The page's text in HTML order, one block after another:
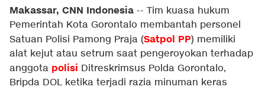
Makassar, CNN Indonesia -- Tim kuasa hukum
Pemerintah Kota Gorontalo membantah personel
Satuan Polisi Pamong Praja (Satpol PP) memiliki
alat kejut atau setrum saat pengeroyokan terhadap
anggota polisi Ditreskrimsus Polda Gorontalo,
Bripda DOL ketika terjadi razia minuman keras